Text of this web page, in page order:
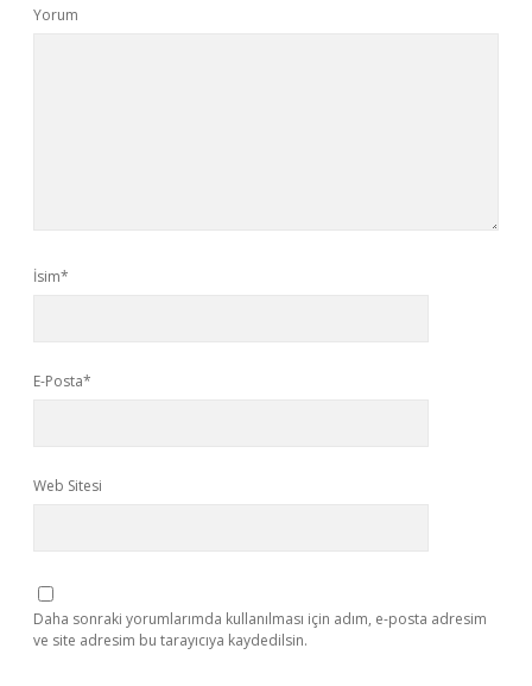
Yorum
İsim*
E-Posta*
Web Sitesi
Daha sonraki yorumlarımda kullanılması için adım, e-posta adresim
ve site adresim bu tarayıcıya kaydedilsin.